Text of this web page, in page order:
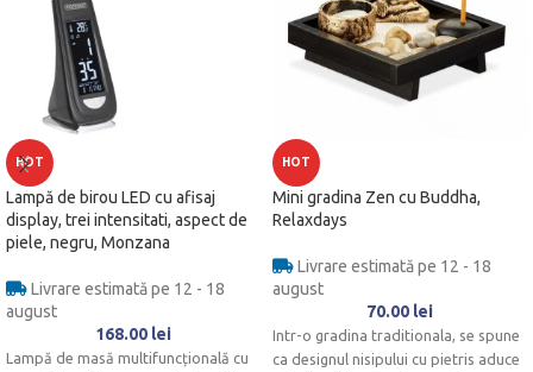
HOT
Lampă de birou LED cu afisaj
display, trei intensitati, aspect de
piele, negru, Monzana
Livrare estimată pe 12 - 18
august
168.00 lei
Lampă de masă multifuncțională cu
HOT
Mini gradina Zen cu Buddha,
Relaxdays
Livrare estimată pe 12 - 18
august
70.00 lei
Intr-o gradina traditionala, se spune
ca designul nisipului cu pietris aduce